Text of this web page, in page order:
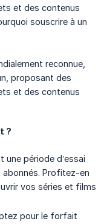
et des contenus
souscrire à un
reconnue,
proposant des
et des contenus
?
période d’essai
abonnés. Profitez-en
vos séries et films
pour le forfait